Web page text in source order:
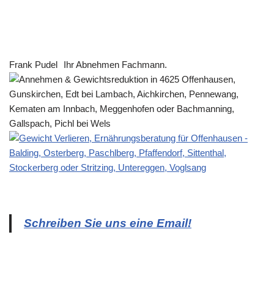
Frank Pudel Ihr Abnehmen Fachmann.
Schreiben Sie uns eine Email!